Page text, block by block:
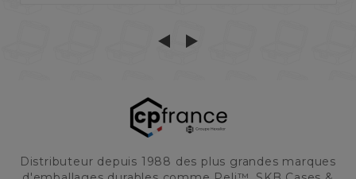
Distributeur depuis 1988 des plus grandes marques